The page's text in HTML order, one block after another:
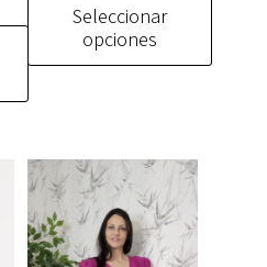
Seleccionar
opciones
múltiples
variantes.
Las
opciones